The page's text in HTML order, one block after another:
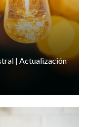
| Actualización